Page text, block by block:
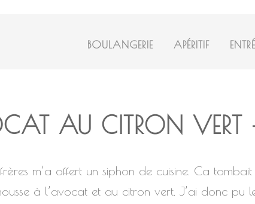
BOULANGERIE APÉRITIF
AU CITRON
m’a offert un siphon de cuisine. Ca
à l’avocat et au citron vert. J’ai donc pu